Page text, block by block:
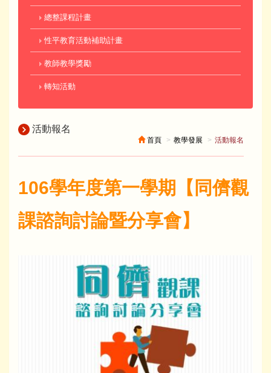
總整課程計畫
性平教育活動補助計畫
教師教學獎勵
轉知活動
活動報名
首頁 教學發展 活動報名
106學年度第一學期【同儕觀
課諮詢討論暨分享會】